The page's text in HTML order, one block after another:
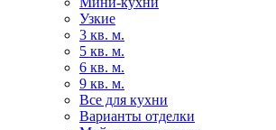
Узкие
3 кв. м.
5 кв. м.
6 кв. м.
9 кв. м.
Все для кухни
Варианты отделки